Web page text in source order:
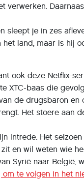
verwerken.
sleept je in zes
land, maar is hij
ook deze Netflix-
XTC-baas die
de drugsbaron en
Het stoere aan
intrede. Het
en wil weten wie
Syrië naar België,
te volgen in het